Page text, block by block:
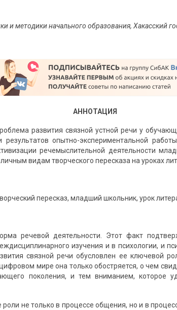
и методики начального образования, Хакасский
АННОТАЦИЯ
развития связной устной речи у
результатов опытно-экспериментальной
речемыслительной деятельности
видам творческого пересказа на уроках
пересказ, младший школьник, урок
речевой деятельности. Этот факт
изучения и в психологии, и
связной речи обусловлен ее ключевой
мире она только обостряется, о чем
поколения, и тем вниманием, которое
роли не только в процессе общения, но и в